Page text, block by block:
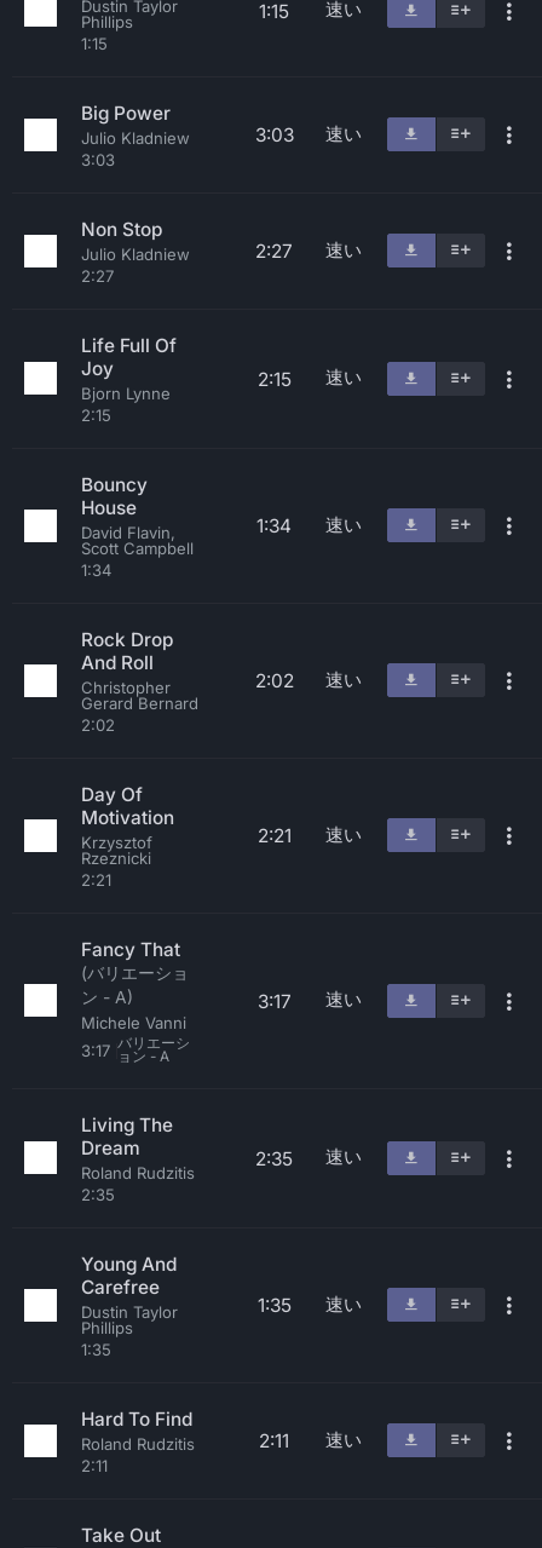
Dustin Taylor
Phillips
1:15
1:15 速い
Big Power
Julio Kladniew
3:03
3:03 速い
Non Stop
Julio Kladniew
2:27
2:27 速い
Life Full Of
Joy
Bjorn Lynne
2:15
2:15 速い
Bouncy
House
David Flavin,
Scott Campbell
1:34
1:34 速い
Rock Drop
And Roll
Christopher
Gerard Bernard
2:02
2:02 速い
Day Of
Motivation
Krzysztof
Rzeznicki
2:21
2:21 速い
Fancy That
(バリエーショ
ン - A)
Michele Vanni
3:17 バリエーシ
ョン - A
3:17 速い
Living The
Dream
Roland Rudzitis
2:35
2:35 速い
Young And
Carefree
Dustin Taylor
Phillips
1:35
1:35 速い
Hard To Find
Roland Rudzitis
2:11
2:11 速い
Take Out